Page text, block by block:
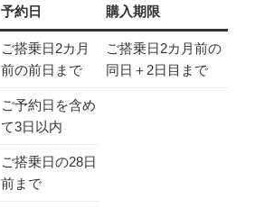
予約日 購入期限
ご搭乗日2カ月
前の前日まで
ご搭乗日2カ月前の
同日＋2日目まで
ご予約日を含め
て3日以内
ご搭乗日の28日
前まで